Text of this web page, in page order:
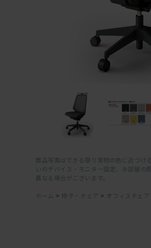
商品写真はできる限り実物の色に近づけ
いのデバイス・モニター設定、お部屋の
異なる場合がございます。
ホーム > 椅子・チェア > オフィスチェ